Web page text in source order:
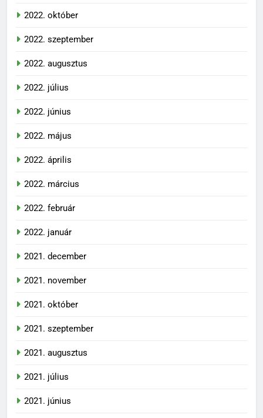
2022. október
2022. szeptember
2022. augusztus
2022. július
2022. június
2022. május
2022. április
2022. március
2022. február
2022. január
2021. december
2021. november
2021. október
2021. szeptember
2021. augusztus
2021. július
2021. június